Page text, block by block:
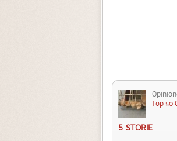
Top 50
5 STORIE